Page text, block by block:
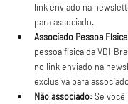
link enviado na
para associado.
Associado Pessoa
pessoa física da VDI-
no link enviado na
exclusiva para
Não associado: Se você